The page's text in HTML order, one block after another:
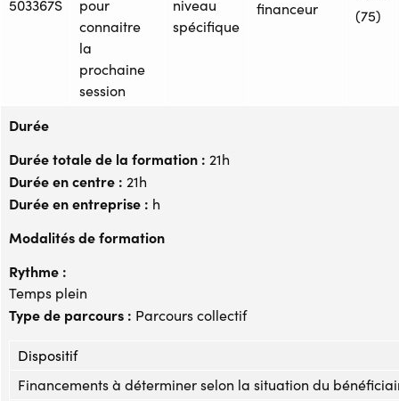
503367S
pour
connaitre
la
prochaine
session
niveau
spécifique
financeur
(75)
Durée
Durée totale de la formation : 21h
Durée en centre : 21h
Durée en entreprise : h
Modalités de formation
Rythme :
Temps plein
Type de parcours : Parcours collectif
Dispositif
Financements à déterminer selon la situation du